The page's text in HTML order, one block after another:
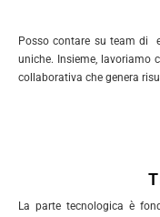
Posso contare su team di
uniche. Insieme, lavoriamo
collaborativa che genera
La parte tecnologica è